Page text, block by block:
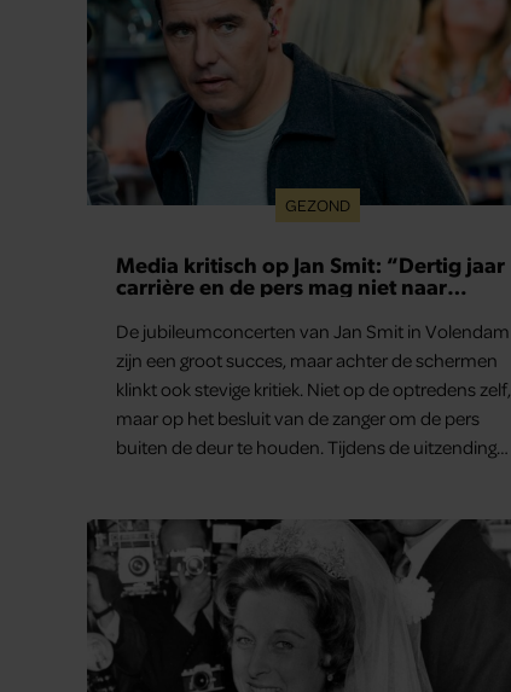
GEZOND
Media kritisch op Jan Smit: “Dertig jaar
carrière en de pers mag niet naar
De jubileumconcerten van Jan Smit in Volendam
zijn een groot succes, maar achter de schermen
klinkt ook stevige kritiek. Niet op de optredens zelf,
maar op het besluit van de zanger om de pers
buiten de deur te houden. Tijdens de uitzending
Volgens hen is Jan Smit de afgelopen jaren steeds
moeilijker bereikbaar geworden en gunt hij de
media nauwelijks nog interviews.